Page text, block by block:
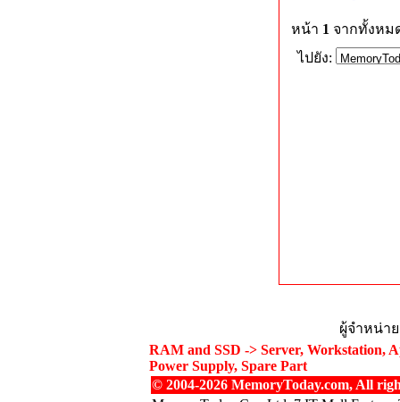
หน้า 1 จากทั้งห
ไปยัง:
ผู้จำหน่าย
RAM and SSD -> Server, Workstation,
Power Supply, Spare Part
© 2004-2026 MemoryToday.com, All